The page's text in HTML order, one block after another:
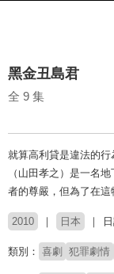
黑金丑島君
全 9 集
就算高利貸是違法的
（山田孝之）是一名
者的尊嚴，但為了在
2010 日本
類別： 喜劇 犯罪劇情